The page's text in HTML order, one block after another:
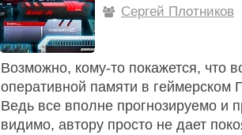
Сергей Плотников
Возможно, кому-то покажется, что
оперативной памяти в геймерском
Ведь все вполне прогнозируемо и
видимо, автору просто не дает